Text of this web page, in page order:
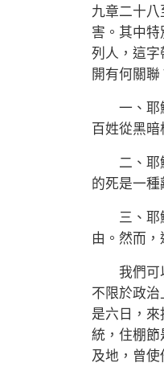
九章二十
害。其中
列人，這字
開有何關聯
一、耶穌
百姓從黑暗
二、耶穌
的死是一種
三、耶穌
由。然而
我們可以
不限於政
是六日，
統，住棚節
及地，曾